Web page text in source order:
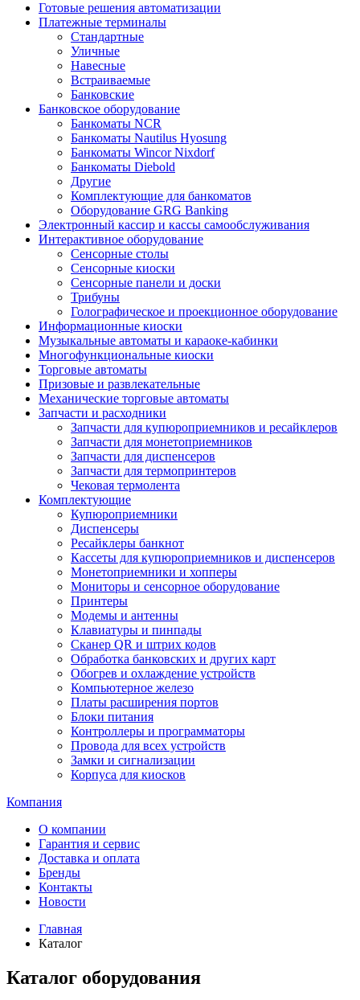
Готовые решения автоматизации
Платежные терминалы
Стандартные
Уличные
Навесные
Встраиваемые
Банковские
Банковское оборудование
Банкоматы NCR
Банкоматы Nautilus Hyosung
Банкоматы Wincor Nixdorf
Банкоматы Diebold
Другие
Комплектующие для банкоматов
Оборудование GRG Banking
Электронный кассир и кассы самообслуживания
Интерактивное оборудование
Сенсорные столы
Сенсорные киоски
Сенсорные панели и доски
Трибуны
Голографическое и проекционное оборудование
Информационные киоски
Музыкальные автоматы и караоке-кабинки
Многофункциональные киоски
Торговые автоматы
Призовые и развлекательные
Механические торговые автоматы
Запчасти и расходники
Запчасти для купюроприемников и ресайклеров
Запчасти для монетоприемников
Запчасти для диспенсеров
Запчасти для термопринтеров
Чековая термолента
Комплектующие
Купюроприемники
Диспенсеры
Ресайклеры банкнот
Кассеты для купюроприемников и диспенсеров
Монетоприемники и хопперы
Мониторы и сенсорное оборудование
Принтеры
Модемы и антенны
Клавиатуры и пинпады
Сканер QR и штрих кодов
Обработка банковских и других карт
Обогрев и охлаждение устройств
Компьютерное железо
Платы расширения портов
Блоки питания
Контроллеры и программаторы
Провода для всех устройств
Замки и сигнализации
Корпуса для киосков
Компания
О компании
Гарантия и сервис
Доставка и оплата
Бренды
Контакты
Новости
Главная
Каталог
Каталог оборудования